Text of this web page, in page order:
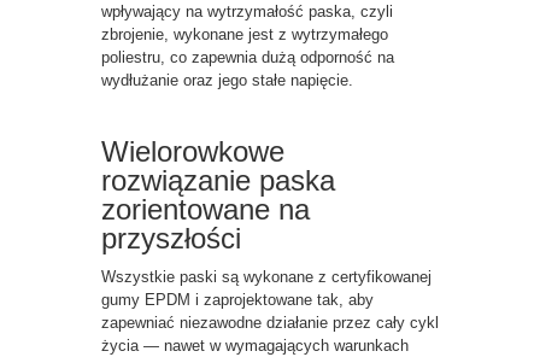
wpływający na wytrzymałość paska, czyli
zbrojenie, wykonane jest z wytrzymałego
poliestru, co zapewnia dużą odporność na
wydłużanie oraz jego stałe napięcie.
Wielorowkowe
rozwiązanie paska
zorientowane na
przyszłości
Wszystkie paski są wykonane z certyfikowanej
gumy EPDM i zaprojektowane tak, aby
zapewniać niezawodne działanie przez cały cykl
życia — nawet w wymagających warunkach